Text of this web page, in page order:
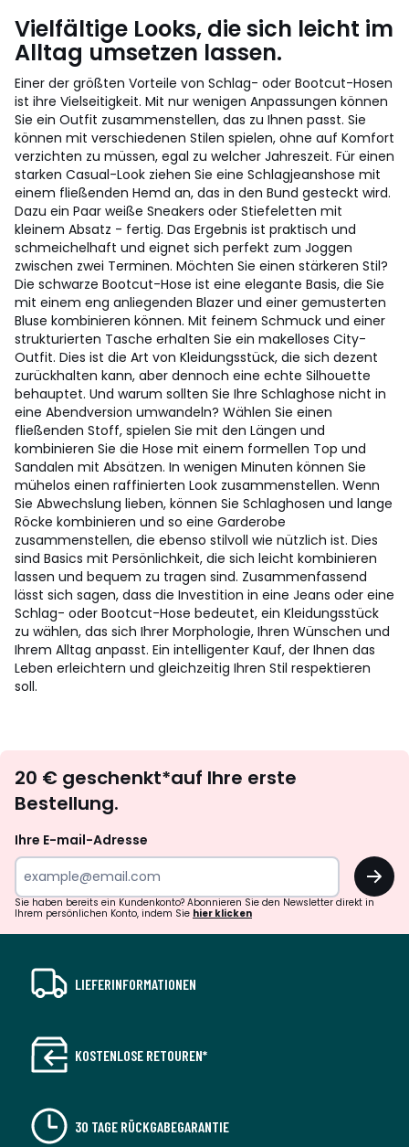
Vielfältige Looks, die sich leicht im
Alltag umsetzen lassen.
Einer der größten Vorteile von Schlag- oder Bootcut-Hosen
ist ihre Vielseitigkeit. Mit nur wenigen Anpassungen können
Sie ein Outfit zusammenstellen, das zu Ihnen passt. Sie
können mit verschiedenen Stilen spielen, ohne auf Komfort
verzichten zu müssen, egal zu welcher Jahreszeit. Für einen
starken Casual-Look ziehen Sie eine Schlagjeanshose mit
einem fließenden Hemd an, das in den Bund gesteckt wird.
Dazu ein Paar weiße Sneakers oder Stiefeletten mit
kleinem Absatz - fertig. Das Ergebnis ist praktisch und
schmeichelhaft und eignet sich perfekt zum Joggen
zwischen zwei Terminen. Möchten Sie einen stärkeren Stil?
Die schwarze Bootcut-Hose ist eine elegante Basis, die Sie
mit einem eng anliegenden Blazer und einer gemusterten
Bluse kombinieren können. Mit feinem Schmuck und einer
strukturierten Tasche erhalten Sie ein makelloses City-
Outfit. Dies ist die Art von Kleidungsstück, die sich dezent
zurückhalten kann, aber dennoch eine echte Silhouette
behauptet. Und warum sollten Sie Ihre Schlaghose nicht in
eine Abendversion umwandeln? Wählen Sie einen
fließenden Stoff, spielen Sie mit den Längen und
kombinieren Sie die Hose mit einem formellen Top und
Sandalen mit Absätzen. In wenigen Minuten können Sie
mühelos einen raffinierten Look zusammenstellen. Wenn
Sie Abwechslung lieben, können Sie Schlaghosen und lange
Röcke kombinieren und so eine Garderobe
zusammenstellen, die ebenso stilvoll wie nützlich ist. Dies
sind Basics mit Persönlichkeit, die sich leicht kombinieren
lassen und bequem zu tragen sind. Zusammenfassend
lässt sich sagen, dass die Investition in eine Jeans oder eine
Schlag- oder Bootcut-Hose bedeutet, ein Kleidungsstück
zu wählen, das sich Ihrer Morphologie, Ihren Wünschen und
Ihrem Alltag anpasst. Ein intelligenter Kauf, der Ihnen das
Leben erleichtern und gleichzeitig Ihren Stil respektieren
soll.
abonnieren
20 € geschenkt*auf Ihre erste
Bestellung.
Ihre E-mail-Adresse
OK
Sie haben bereits ein Kundenkonto? Abonnieren Sie den Newsletter direkt in
Ihrem persönlichen Konto, indem Sie hier klicken
LIEFERINFORMATIONEN
KOSTENLOSE RETOUREN*
30 TAGE RÜCKGABEGARANTIE